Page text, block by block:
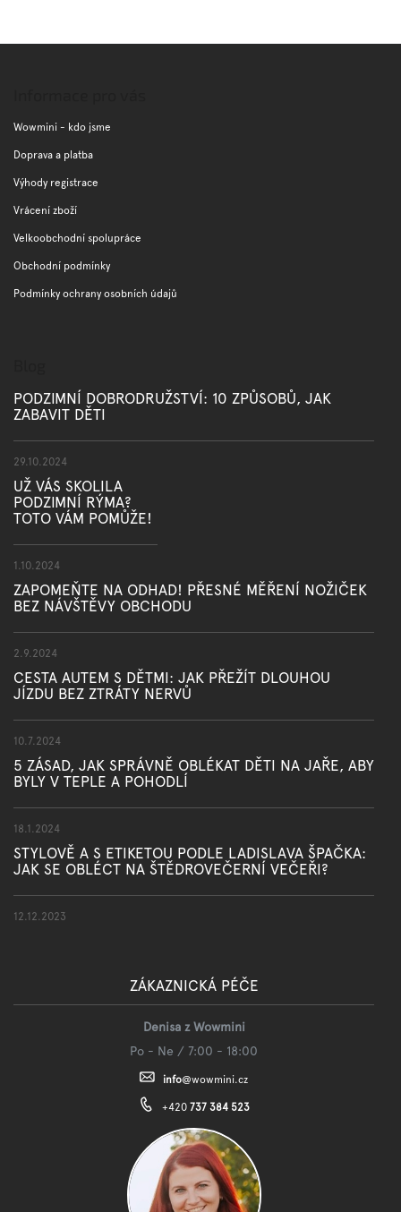
Wowmini - kdo jsme
Doprava a platba
Výhody registrace
Vrácení zboží
Velkoobchodní spolupráce
Obchodní podmínky
Podmínky ochrany osobních údajů
PODZIMNÍ DOBRODRUŽSTVÍ: 10 ZPŮSOBŮ, JAK
ZABAVIT DĚTI
29.10.2024
UŽ VÁS SKOLILA
PODZIMNÍ RÝMA?
TOTO VÁM POMŮŽE!
1.10.2024
ZAPOMEŇTE NA ODHAD! PŘESNÉ MĚŘENÍ NOŽIČEK
BEZ NÁVŠTĚVY OBCHODU
2.9.2024
CESTA AUTEM S DĚTMI: JAK PŘEŽÍT DLOUHOU
JÍZDU BEZ ZTRÁTY NERVŮ
10.7.2024
5 ZÁSAD, JAK SPRÁVNĚ OBLÉKAT DĚTI NA JAŘE, ABY
BYLY V TEPLE A POHODLÍ
18.1.2024
STYLOVĚ A S ETIKETOU PODLE LADISLAVA ŠPAČKA:
JAK SE OBLÉCT NA ŠTĚDROVEČERNÍ VEČEŘI?
12.12.2023
ZÁKAZNICKÁ PÉČE
Denisa z Wowmini
Po - Ne / 7:00 - 18:00
info@wowmini.cz
+420 737 384 523